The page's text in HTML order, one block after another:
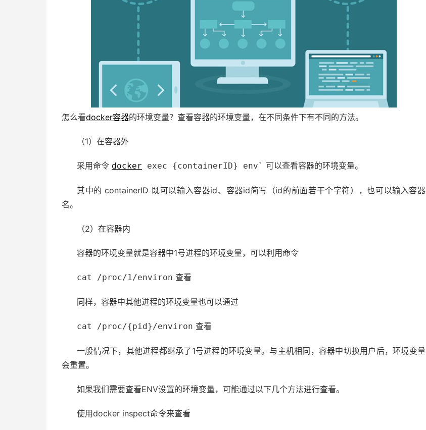
怎么看docker容器的环境变量？查看容器的环境变量，在不同条件下有不同的方法。
（1）在容器外
采用命令 docker exec {containerID} env` 可以查看容器的环境变量。
其中的 containerID 既可以输入容器id、容器id简写（id的前面若干个字符），也可以输入容器
名。
（2）在容器内
容器的环境变量就是容器中1号进程的环境变量，可以利用命令
cat /proc/1/environ 查看
同样，容器中其他进程的环境变量也可以通过
cat /proc/{pid}/environ 查看
一般情况下，其他进程都继承了1号进程的环境变量。与主机相同，容器中切换用户后，环境变量
会重置。
如果我们需要查看ENV设置的环境变量，可能通过以下几个方法进行查看。
使用docker inspect命令来查看